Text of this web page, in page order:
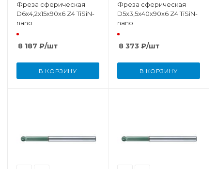
Фреза сферическая
D6x4,2x15x90x6 Z4 TiSiN-
nano
8 187 ₽/шт
В КОРЗИНУ
Фреза сферическая
D5x3,5x40x90x6 Z4 TiSiN-
nano
8 373 ₽/шт
В КОРЗИНУ